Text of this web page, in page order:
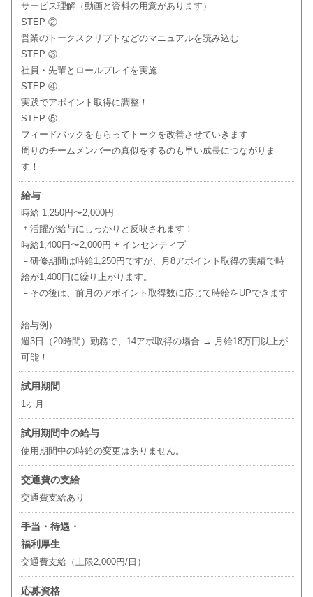
サービス理解（動画と資料の用意があります）
STEP ②
営業のトークスクリプトなどのマニュアルを読み込む
STEP ③
社員・先輩とロールプレイを実施
STEP ④
実践でアポイント取得に調整！
STEP ⑤
フィードバックをもらってトークを改善させていきます
周りのチームメンバーの真似をするのも早い成長につながりま
す！
給与
時給 1,250円〜2,000円
＊活躍が給与にしっかりと反映されます！
時給1,400円〜2,000円 + インセンティブ
└ 研修期間は時給1,250円ですが、月8アポイント取得の実績で時
給が1,400円に繰り上がります。
└ その後は、前月のアポイント取得数に応じて時給をUPできます
給与例）
週3日（20時間）勤務で、14アポ取得の場合 → 月給18万円以上が
可能！
試用期間
1ヶ月
試用期間中の給与
使用期間中の時給の変更はありません。
交通費の支給
交通費支給あり
手当・待遇・
福利厚生
交通費支給（上限2,000円/日）
応募資格